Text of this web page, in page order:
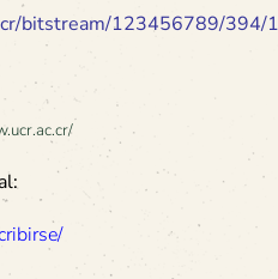
bitstream/123456789/394/